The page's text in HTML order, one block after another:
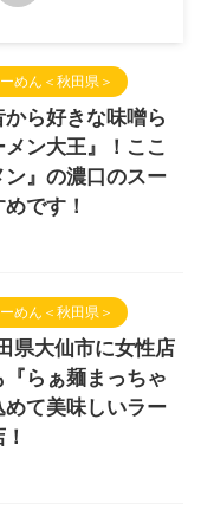
めん＜秋田県＞
ら好きな味噌ら
ン大王』！ここ
』の濃口のスー
です！
めん＜秋田県＞
県大仙市に女性店
らぁ麺まっちゃ
て美味しいラー